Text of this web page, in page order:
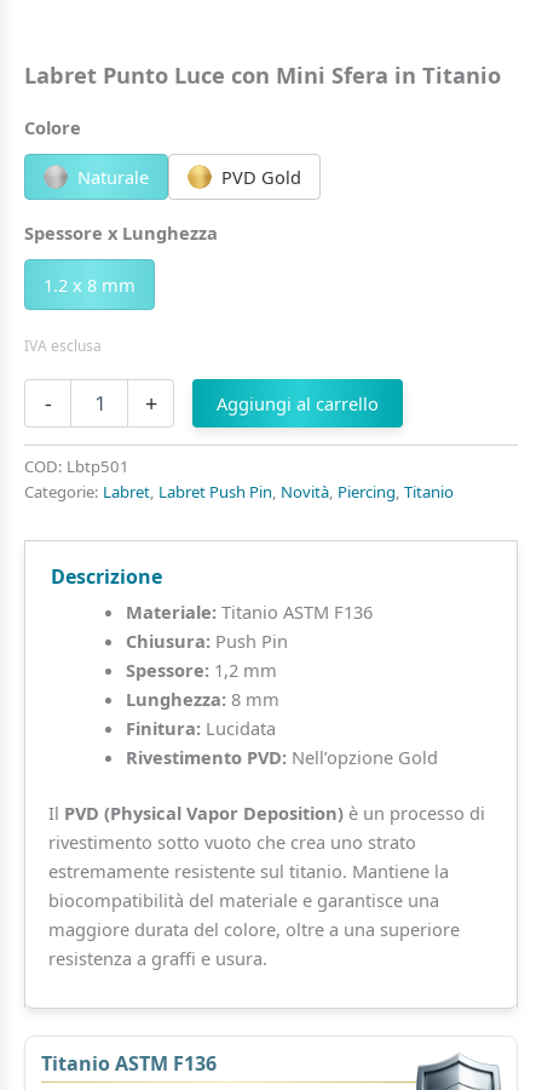
Labret Punto Luce con Mini Sfera in Titanio
Colore
Naturale PVD Gold
Spessore x Lunghezza
1.2 x 8 mm
IVA esclusa
-
Labret
Punto
con
Mini
quantità
+ Aggiungi al carrello
COD: Lbtp501
Categorie: Labret, Labret Push Pin, Novità, Piercing, Titanio
Descrizione
Materiale:Titanio ASTM F136
Chiusura:Push Pin
Spessore:1,2 mm
Lunghezza:8 mm
Finitura:Lucidata
Rivestimento PVD:Nell’opzione Gold
Il PVD (Physical Vapor Deposition)è un processo di
rivestimento sotto vuoto che crea uno strato
estremamente resistente sul titanio. Mantiene la
biocompatibilità del materiale e garantisce una
maggiore durata del colore, oltre a una superiore
resistenza a graffi e usura.
Titanio ASTM F136